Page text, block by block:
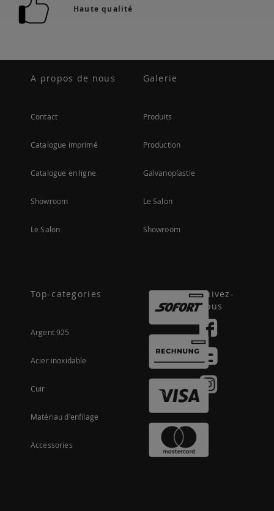
Haute qualité
A propos de nous
Contact
Catalogue imprimé
Catalogue en ligne
Showroom
Le Salon
Galerie
Produits
Production
Galvanoplastie
Le Salon
Showroom
Top-categories
Argent 925
Acier inoxidable
Cuir
Matériau d'enfilage
Accessories
Suivez-
nous